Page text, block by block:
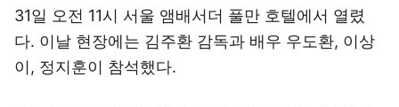
31일 오전 11시 서울 앰배서더 풀만 호텔에서 열렸
다. 이날 현장에는 김주환 감독과 배우 우도환, 이상
이, 정지훈이 참석했다.